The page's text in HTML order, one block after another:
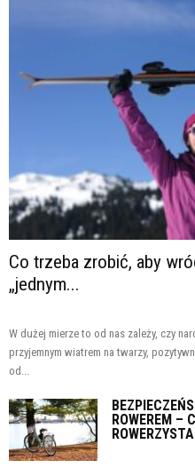
Co trzeba zrobić, aby
„jednym...
W dużej mierze to od nas zależy, czy
przyjemnym wiatrem na twarzy,
od...
ROWEREM –
ROWERZYSTA